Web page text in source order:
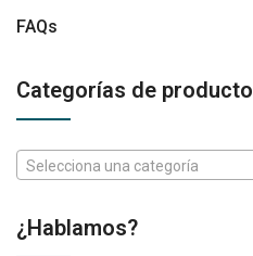
FAQs
Categorías de producto
Selecciona una categoría
¿Hablamos?